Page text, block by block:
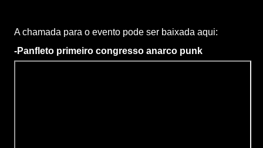
A chamada para o evento pode ser baixada aqui:
-Panfleto primeiro congresso anarco punk